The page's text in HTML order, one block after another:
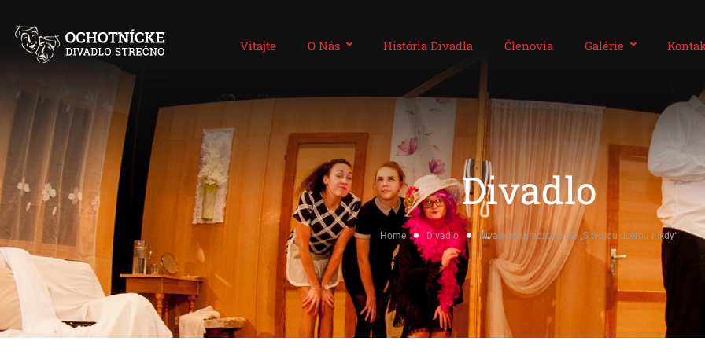
Vitajte O Nás História Divadla Členovia Galérie
Divadlo
Home Divadlo Divadelné predstavenie „S tvojou dcérou nikdy“